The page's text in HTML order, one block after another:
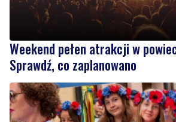
Weekend pełen atrakcji w
Sprawdź, co zaplanowano